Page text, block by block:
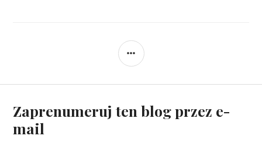
SIDEBAR
Zaprenumeruj ten blog przez e-
mail